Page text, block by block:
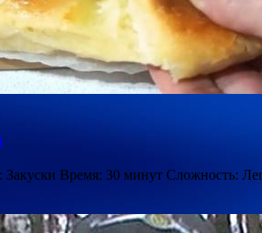
Время: 30 минут Сложность: